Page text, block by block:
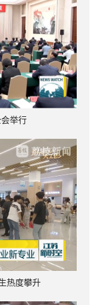
举行
热度攀升